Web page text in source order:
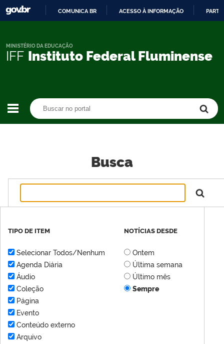
CONTEÚDO
COMUNICA BR ACESSO À INFORMAÇÃO
IFF Instituto Federal Fluminense
MINISTÉRIO DA EDUCAÇÃO
Busca
TIPO DE ITEM
Selecionar Todos/Nenhum
Agenda Diária
Áudio
Coleção
Página
Evento
Conteúdo externo
Arquivo
NOTÍCIAS DESDE
Ontem
Última semana
Último mês
Sempre